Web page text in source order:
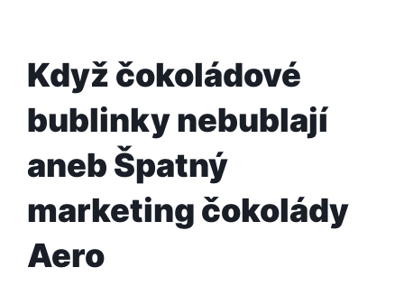
Když čokoládové
bublinky nebublají
aneb Špatný
marketing čokolády
Aero